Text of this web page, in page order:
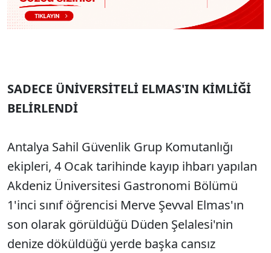
SADECE ÜNİVERSİTELİ ELMAS'IN KİMLİĞİ
BELİRLENDİ
Antalya Sahil Güvenlik Grup Komutanlığı
ekipleri, 4 Ocak tarihinde kayıp ihbarı yapılan
Akdeniz Üniversitesi Gastronomi Bölümü
1'inci sınıf öğrencisi Merve Şevval Elmas'ın
son olarak görüldüğü Düden Şelalesi'nin
denize döküldüğü yerde başka cansız